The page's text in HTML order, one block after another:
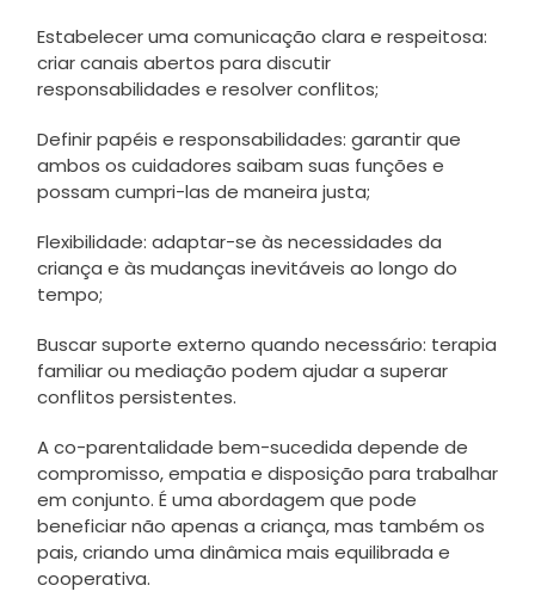
Estabelecer uma comunicação clara e respeitosa:
criar canais abertos para discutir
responsabilidades e resolver conflitos;
Definir papéis e responsabilidades: garantir que
ambos os cuidadores saibam suas funções e
possam cumpri-las de maneira justa;
Flexibilidade: adaptar-se às necessidades da
criança e às mudanças inevitáveis ao longo do
tempo;
Buscar suporte externo quando necessário: terapia
familiar ou mediação podem ajudar a superar
conflitos persistentes.
A co-parentalidade bem-sucedida depende de
compromisso, empatia e disposição para trabalhar
em conjunto. É uma abordagem que pode
beneficiar não apenas a criança, mas também os
pais, criando uma dinâmica mais equilibrada e
cooperativa.